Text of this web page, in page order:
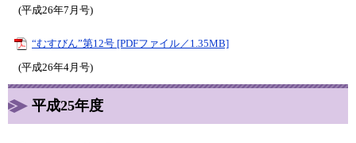
(平成26年7月号)
“むすびん”第12号 [PDFファイル／1.35MB]
(平成26年4月号)
平成25年度